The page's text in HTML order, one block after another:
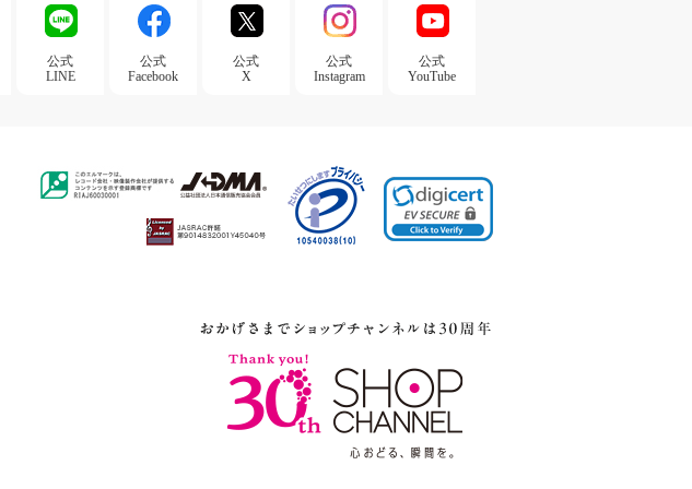
公式
LINE
公式
Facebook
公式
X
公式
Instagram
公式
YouTube